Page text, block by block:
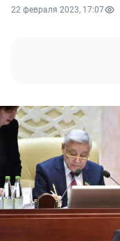
22 февраля 2023, 17:07